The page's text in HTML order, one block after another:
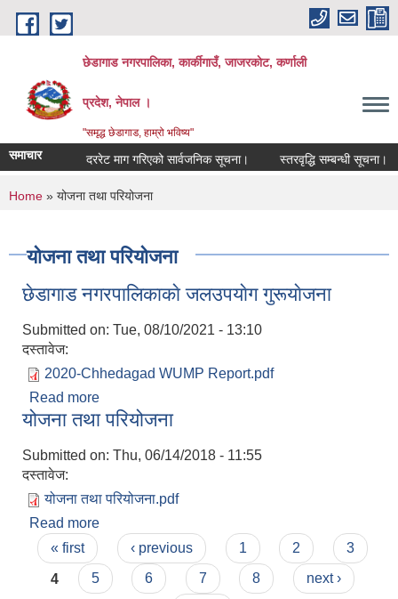
Skip to main content
छेडागाड नगरपालिका, कार्कीगाउँ, जाजरकाेट, कर्णाली
प्रदेश, नेपाल ।
"समृद्ध छेडागाड, हाम्रो भविष्य"
समाचार दररेट माग गरिएको सार्वजनिक सूचना। स्तरवृद्धि सम्बन्धी सूचना।
You are here
Home » योजना तथा परियोजना
योजना तथा परियोजना
छेडागाड नगरपालिकाकाे जलउपयाेग गुरूयाेजना
Submitted on: Tue, 08/10/2021 - 13:10
दस्तावेज:
2020-Chhedagad WUMP Report.pdf
Read more
योजना तथा परियोजना
Submitted on: Thu, 06/14/2018 - 11:55
दस्तावेज:
योजना तथा परियोजना.pdf
Read more
Pages
« first ‹ previous 1 2
3
4
5 6 7 8
next ›